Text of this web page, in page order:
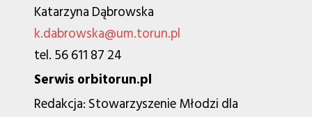
Katarzyna Dąbrowska
k.dabrowska@um.torun.pl
tel. 56 611 87 24
Serwis orbitorun.pl
Redakcja: Stowarzyszenie Młodzi dla